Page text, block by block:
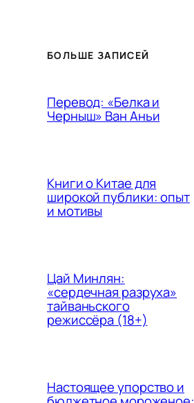
БОЛЬШЕ ЗАПИСЕЙ
Перевод: «Белка и
Черныш» Ван Аньи
Книги о Китае для
широкой публики: опыт
и мотивы
Цай Минлян:
«сердечная разруха»
тайваньского
режиссёра (18+)
Настоящее упорство и